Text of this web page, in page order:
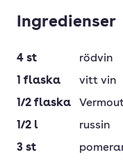
Ingredienser
4 st
rödvin
1 flaska
vitt vin
1/2 flaska
1/2 l
russin
3 st